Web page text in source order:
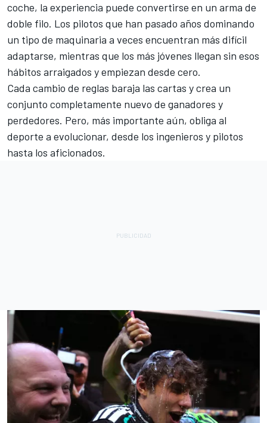
coche, la experiencia puede convertirse en un arma de
doble filo. Los pilotos que han pasado años dominando
un tipo de maquinaria a veces encuentran más difícil
adaptarse, mientras que los más jóvenes llegan sin esos
hábitos arraigados y empiezan desde cero.
Cada cambio de reglas baraja las cartas y crea un
conjunto completamente nuevo de ganadores y
perdedores. Pero, más importante aún, obliga al
deporte a evolucionar, desde los ingenieros y pilotos
hasta los aficionados.